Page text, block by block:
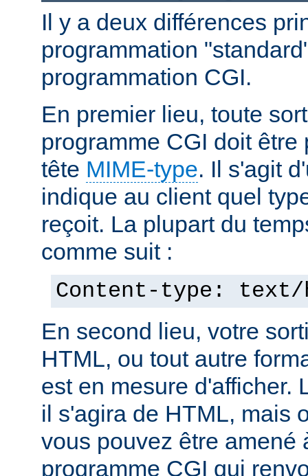
Il y a deux différences
programmation
programmation CGI.
En premier lieu, toute
programme CGI doit être
tête MIME-type. Il s'agit
indique au client quel
reçoit. La plupart du
comme suit :
Content-type: text/
En second lieu, votre
HTML, ou tout autre
est en mesure d'afficher.
il s'agira de HTML, mais
vous pouvez être amené
programme CGI qui